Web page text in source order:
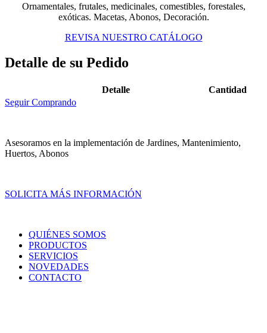
Ornamentales, frutales, medicinales, comestibles, forestales,
exóticas. Macetas, Abonos, Decoración.
REVISA NUESTRO CATÁLOGO
Detalle de su Pedido
Detalle
Cantidad
Seguir Comprando
Asesoramos en la implementación de Jardines, Mantenimiento,
Huertos, Abonos
SOLICITA MÁS INFORMACIÓN
QUIÉNES SOMOS
PRODUCTOS
SERVICIOS
NOVEDADES
CONTACTO